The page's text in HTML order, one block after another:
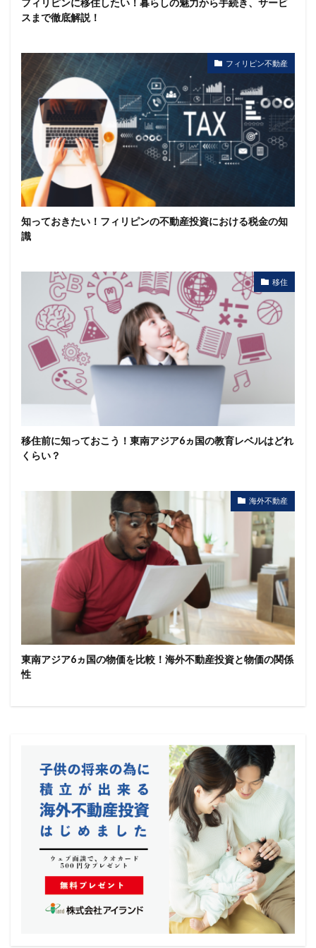
フィリピンに移住したい！暮らしの魅力から手続き、サービ
スまで徹底解説！
フィリピン不動産
知っておきたい！フィリピンの不動産投資における税金の知
識
移住
移住前に知っておこう！東南アジア6ヵ国の教育レベルはどれ
くらい？
海外不動産
東南アジア6ヵ国の物価を比較！海外不動産投資と物価の関係
性